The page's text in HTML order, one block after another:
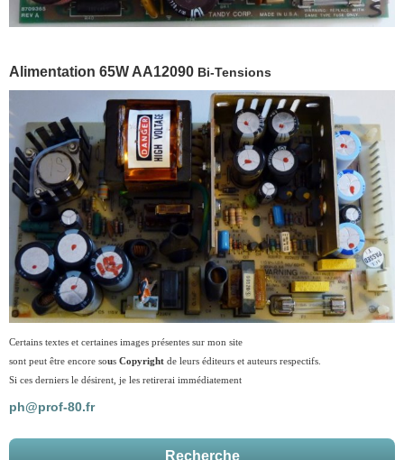
Alimentation 65W AA12090 Bi-Tensions
Certains textes et certaines images présentes sur mon site
sont peut être encore sous Copyright de leurs éditeurs et auteurs respectifs.
Si ces derniers le désirent, je les retirerai immédiatement
ph@prof-80.fr
Recherche